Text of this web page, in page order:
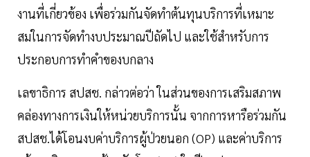
งานที่เกี่ยวข้อง เพื่อร่วมกันจัดทำต้นทุนบริการที่เหมาะ
สมในการจัดทำงบประมาณปีถัดไป และใช้สำหรับการ
ประกอบการทำคำของบกลาง
เลขาธิการ สปสช. กล่าวต่อว่า ในส่วนของการเสริมสภาพ
คล่องทางการเงินให้หน่วยบริการนั้น จากการหารือร่วมกัน
สปสช.ได้โอนงบค่าบริการผู้ป่วยนอก (OP) และค่าบริการ